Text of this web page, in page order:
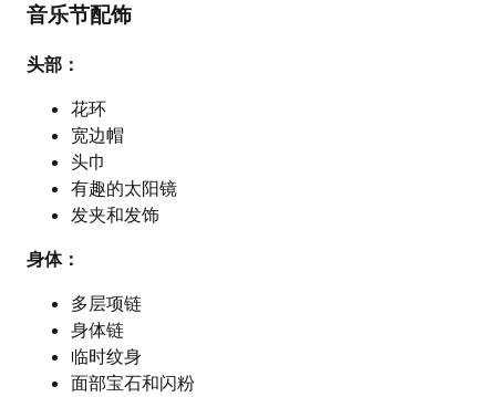
音乐节配饰
头部：
花环
宽边帽
头巾
有趣的太阳镜
发夹和发饰
身体：
多层项链
身体链
临时纹身
面部宝石和闪粉